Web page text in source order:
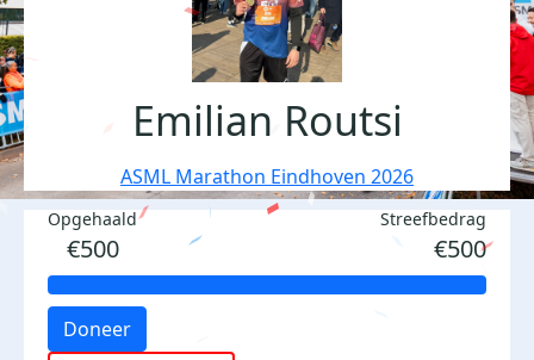
Emilian Routsi
ASML Marathon Eindhoven 2026
Opgehaald
€500
Streefbedrag
€500
Doneer